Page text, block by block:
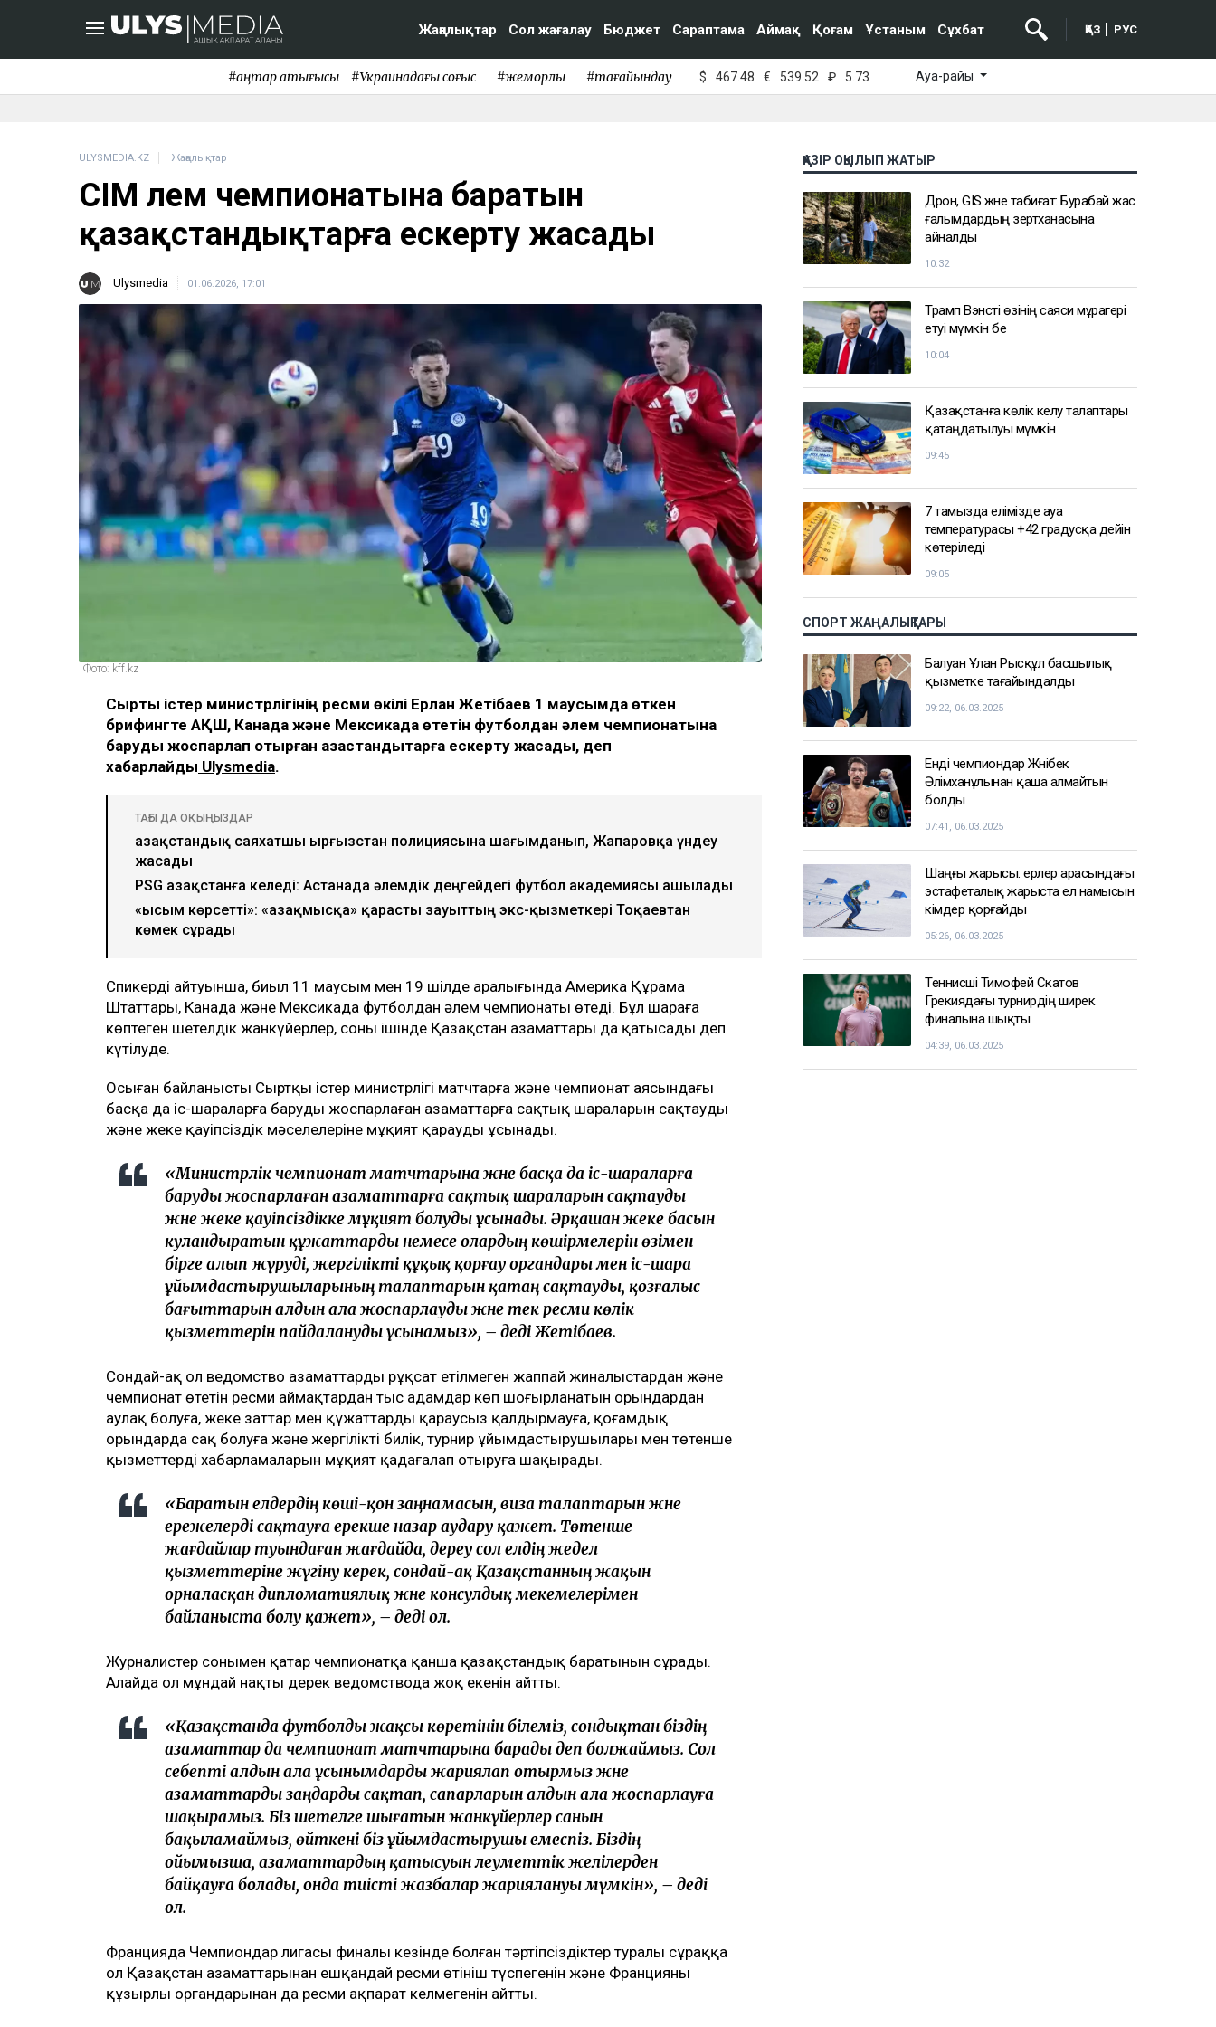
Жаңалықтар Сол жағалау Бюджет Сараптама Аймақ Қоғам Ұстаным Сұхбат ҚАЗ РУС
#қаңтар қақтығысы #Украинадағы соғыс #жемқорлық #тағайындау $ 467.48 € 539.52 ₽ 5.73 Ауа-райы
ULYSMEDIA.KZ Жаңалықтар
СІМ әлем чемпионатына баратын
қазақстандықтарға ескерту жасады
Ulysmedia 01.06.2026, 17:01
Фото: kff.kz
Сыртқы істер министрлігінің ресми өкілі Ерлан Жетібаев 1 маусымда өткен
брифингте АҚШ, Канада және Мексикада өтетін футболдан әлем чемпионатына
баруды жоспарлап отырған қазақстандықтарға ескерту жасады, деп
хабарлайды Ulysmedia.
ТАҒЫ ДА ОҚЫҢЫЗДАР
Қазақстандық саяхатшы Қырғызстан полициясына шағымданып, Жапаровқа үндеу
жасады
PSG Қазақстанға келеді: Астанада әлемдік деңгейдегі футбол академиясы ашылады
«Қысым көрсетті»: «Қазақмысқа» қарасты зауыттың экс-қызметкері Тоқаевтан
көмек сұрады
Спикердің айтуынша, биыл 11 маусым мен 19 шілде аралығында Америка Құрама
Штаттары, Канада және Мексикада футболдан әлем чемпионаты өтеді. Бұл шараға
көптеген шетелдік жанкүйерлер, соның ішінде Қазақстан азаматтары да қатысады деп
күтілуде.
Осыған байланысты Сыртқы істер министрлігі матчтарға және чемпионат аясындағы
басқа да іс-шараларға баруды жоспарлаған азаматтарға сақтық шараларын сақтауды
және жеке қауіпсіздік мәселелеріне мұқият қарауды ұсынады.
«Министрлік чемпионат матчтарына және басқа да іс-шараларға
баруды жоспарлаған азаматтарға сақтық шараларын сақтауды
және жеке қауіпсіздікке мұқият болуды ұсынады. Әрқашан жеке басын
куәландыратын құжаттарды немесе олардың көшірмелерін өзімен
бірге алып жүруді, жергілікті құқық қорғау органдары мен іс-шара
ұйымдастырушыларының талаптарын қатаң сақтауды, қозғалыс
бағыттарын алдын ала жоспарлауды және тек ресми көлік
қызметтерін пайдалануды ұсынамыз», – деді Жетібаев.
Сондай-ақ ол ведомство азаматтарды рұқсат етілмеген жаппай жиналыстардан және
чемпионат өтетін ресми аймақтардан тыс адамдар көп шоғырланатын орындардан
аулақ болуға, жеке заттар мен құжаттарды қараусыз қалдырмауға, қоғамдық
орындарда сақ болуға және жергілікті билік, турнир ұйымдастырушылары мен төтенше
қызметтердің хабарламаларын мұқият қадағалап отыруға шақырады.
«Баратын елдердің көші-қон заңнамасын, виза талаптарын және
ережелерді сақтауға ерекше назар аудару қажет. Төтенше
жағдайлар туындаған жағдайда, дереу сол елдің жедел
қызметтеріне жүгіну керек, сондай-ақ Қазақстанның жақын
орналасқан дипломатиялық және консулдық мекемелерімен
байланыста болу қажет», – деді ол.
Журналистер сонымен қатар чемпионатқа қанша қазақстандық баратынын сұрады.
Алайда ол мұндай нақты дерек ведомствода жоқ екенін айтты.
«Қазақстанда футболды жақсы көретінін білеміз, сондықтан біздің
азаматтар да чемпионат матчтарына барады деп болжаймыз. Сол
себепті алдын ала ұсынымдарды жариялап отырмыз және
азаматтарды заңдарды сақтап, сапарларын алдын ала жоспарлауға
шақырамыз. Біз шетелге шығатын жанкүйерлер санын
бақыламаймыз, өйткені біз ұйымдастырушы емеспіз. Біздің
ойымызша, азаматтардың қатысуын әлеуметтік желілерден
байқауға болады, онда тиісті жазбалар жариялануы мүмкін», – деді
ол.
Францияда Чемпиондар лигасы финалы кезінде болған тәртіпсіздіктер туралы сұраққа
ол Қазақстан азаматтарынан ешқандай ресми өтініш түспегенін және Францияның
құзырлы органдарынан да ресми ақпарат келмегенін айтты.
ҚАЗІР ОҚЫЛЫП ЖАТЫР
Дрон, GIS және табиғат: Бурабай жас
ғалымдардың зертханасына
айналды
10:32
Трамп Вэнсті өзінің саяси мұрагері
етуі мүмкін бе
10:04
Қазақстанға көлік әкелу талаптары
қатаңдатылуы мүмкін
09:45
7 тамызда елімізде ауа
температурасы +42 градусқа дейін
көтеріледі
09:05
СПОРТ ЖАҢАЛЫҚТАРЫ
Балуан Ұлан Рысқұл басшылық
қызметке тағайындалды
09:22, 06.03.2025
Енді чемпиондар Жәнібек
Әлімханұлынан қаша алмайтын
болды
07:41, 06.03.2025
Шаңғы жарысы: ерлер арасындағы
эстафеталық жарыста ел намысын
кімдер қорғайды
05:26, 06.03.2025
Теннисші Тимофей Скатов
Грекиядағы турнирдің ширек
финалына шықты
04:39, 06.03.2025